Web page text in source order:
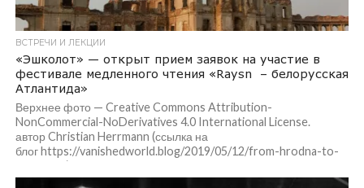
ВСТРЕЧИ И ЛЕКЦИИ
«Эшколот» — открыт прием заявок на участие в
фестивале медленного чтения «Raysn – белорусская
Атлантида»
Верхнее фото — Creative Commons Attribution-
NonCommercial-NoDerivatives 4.0 International License.
автор Christian Herrmann (ссылка на
блог https://vanishedworld.blog/2019/05/12/from-hrodna-to-
pruzhany/) — предоставлено фестивалем «Эшколот» Проект
реализуется при поддержке Genesis Philanthropy Group...